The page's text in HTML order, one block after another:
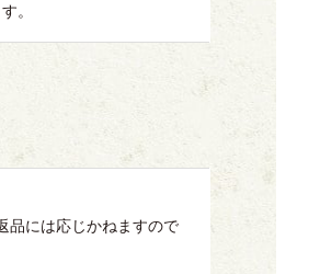
。
品には応じかねますので